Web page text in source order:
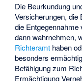
Die Beurkundung
Versicherungen, die
die
dann wahrnehmen,
Richteramt haben
besonders
Befähigung zum
Ermächtigung